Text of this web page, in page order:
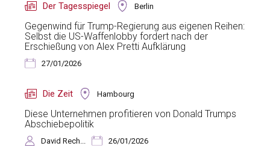
Der Tagesspiegel Berlin
Gegenwind für Trump-Regierung aus eigenen Reihen:
Selbst die US-Waffenlobby fordert nach der
Erschießung von Alex Pretti Aufklärung
27/01/2026
Die Zeit Hambourg
Diese Unternehmen profitieren von Donald Trumps
Abschiebepolitik
David Rech... 26/01/2026